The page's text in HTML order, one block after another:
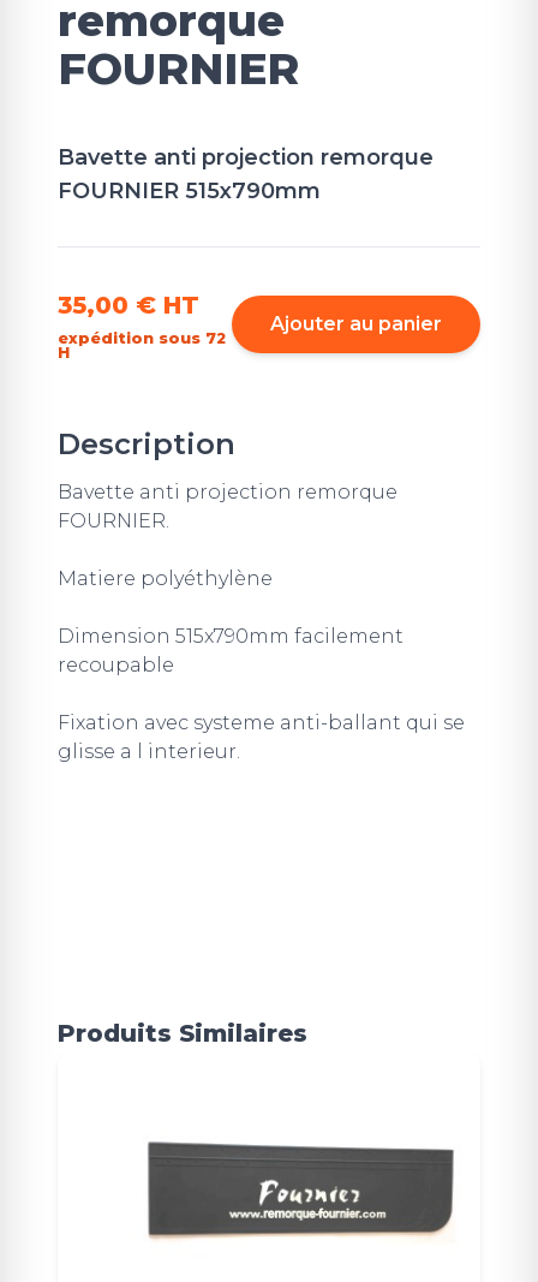
remorque
FOURNIER
Bavette anti projection remorque
FOURNIER 515x790mm
35,00 € HT
expédition sous 72
H
Ajouter au panier
Description
Bavette anti projection remorque
FOURNIER.
Matiere polyéthylène
Dimension 515x790mm facilement
recoupable
Fixation avec systeme anti-ballant qui se
glisse a l interieur.
Produits Similaires